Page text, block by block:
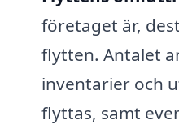
företaget är,
flytten. Antalet
inventarier och
flyttas, samt